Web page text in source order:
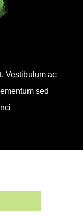
Vestibulum ac
sed